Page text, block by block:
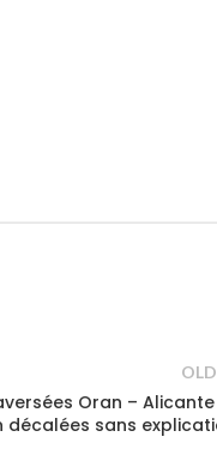
Oran –
décalées sans